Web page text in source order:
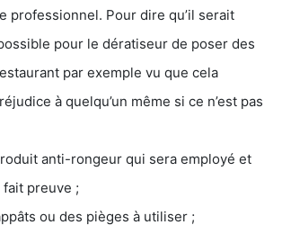
professionnel. Pour dire qu’il serait
pour le dératiseur de poser des
par exemple vu que cela
à quelqu’un même si ce n’est pas
anti-rongeur qui sera employé et
fait preuve ;
ou des pièges à utiliser ;